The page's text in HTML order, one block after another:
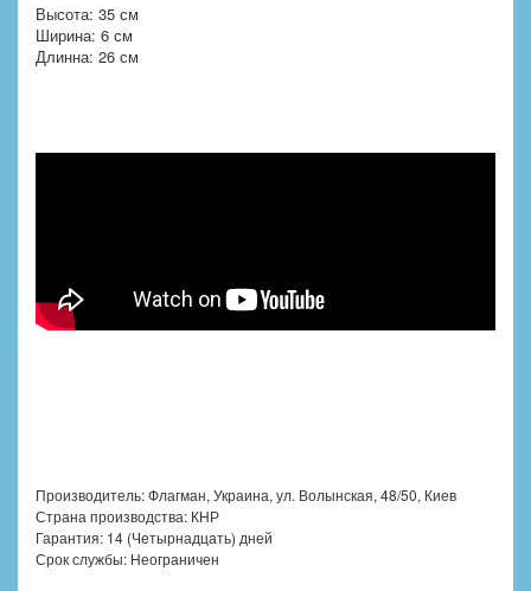
Высота: 35 см
Ширина: 6 см
Длинна: 26 см
Производитель: Флагман, Украина, ул. Волынская, 48/50, Киев
Страна производства: КНР
Гарантия: 14 (Четырнадцать) дней
Срок службы: Неограничен